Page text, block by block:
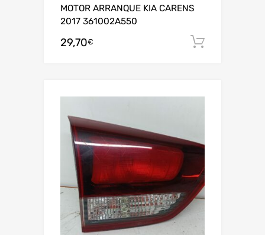
MOTOR ARRANQUE KIA CARENS
2017 361002A550
29,70€